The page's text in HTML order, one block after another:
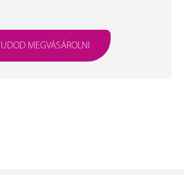
MEGVÁSÁROLNI